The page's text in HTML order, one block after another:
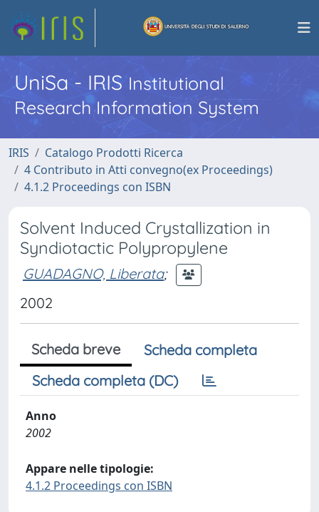
UniSa - IRISInstitutional
Research Information System
IRIS
Catalogo Prodotti Ricerca
4 Contributo in Atti convegno(ex Proceedings)
4.1.2 Proceedings con ISBN
Solvent Induced Crystallization in
Syndiotactic Polypropylene
GUADAGNO, Liberata;
2002
Scheda breve
Scheda completa
Scheda completa (DC)
Anno
2002
Appare nelle tipologie:
4.1.2 Proceedings con ISBN